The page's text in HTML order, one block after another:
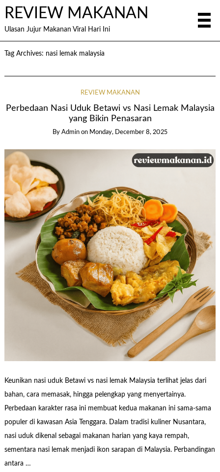
REVIEW MAKANAN
Ulasan Jujur Makanan Viral Hari Ini
Tag Archives: nasi lemak malaysia
REVIEW MAKANAN
Perbedaan Nasi Uduk Betawi vs Nasi Lemak Malaysia
yang Bikin Penasaran
By Admin on Monday, December 8, 2025
Keunikan nasi uduk Betawi vs nasi lemak Malaysia terlihat jelas dari
bahan, cara memasak, hingga pelengkap yang menyertainya.
Perbedaan karakter rasa ini membuat kedua makanan ini sama-sama
populer di kawasan Asia Tenggara. Dalam tradisi kuliner Nusantara,
nasi uduk dikenal sebagai makanan harian yang kaya rempah,
sementara nasi lemak menjadi ikon sarapan di Malaysia. Perbandingan
antara …